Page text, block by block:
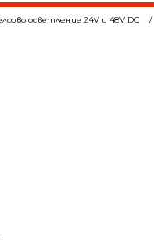
осветление 24V и 48V DC